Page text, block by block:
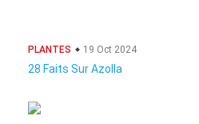
PLANTES 19 Oct 2024
28 Faits Sur Azolla